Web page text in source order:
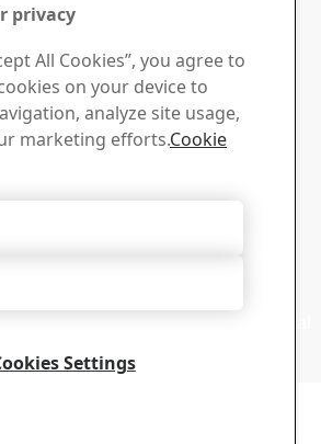
dengan Newsletter
kami dan dapatkan berita
produk, dan cerita yang
privacy
All Cookies”, you agree to
on your device to
analyze site usage,
marketing efforts.Cookie
Settings